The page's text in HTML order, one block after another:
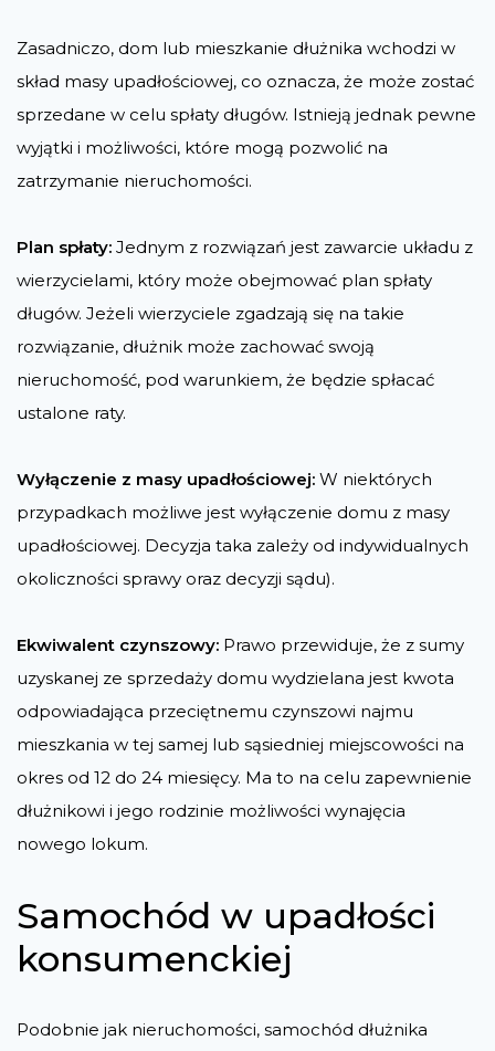
Zasadniczo, dom lub mieszkanie dłużnika wchodzi w
skład masy upadłościowej, co oznacza, że może zostać
sprzedane w celu spłaty długów. Istnieją jednak pewne
wyjątki i możliwości, które mogą pozwolić na
zatrzymanie nieruchomości.
Plan spłaty: Jednym z rozwiązań jest zawarcie układu z
wierzycielami, który może obejmować plan spłaty
długów. Jeżeli wierzyciele zgadzają się na takie
rozwiązanie, dłużnik może zachować swoją
nieruchomość, pod warunkiem, że będzie spłacać
ustalone raty​.
Wyłączenie z masy upadłościowej: W niektórych
przypadkach możliwe jest wyłączenie domu z masy
upadłościowej. Decyzja taka zależy od indywidualnych
okoliczności sprawy oraz decyzji sądu​)​.
Ekwiwalent czynszowy: Prawo przewiduje, że z sumy
uzyskanej ze sprzedaży domu wydzielana jest kwota
odpowiadająca przeciętnemu czynszowi najmu
mieszkania w tej samej lub sąsiedniej miejscowości na
okres od 12 do 24 miesięcy. Ma to na celu zapewnienie
dłużnikowi i jego rodzinie możliwości wynajęcia
nowego lokum​​.
Samochód w upadłości
konsumenckiej
Podobnie jak nieruchomości, samochód dłużnika